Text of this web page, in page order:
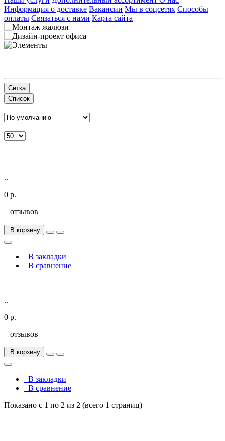
Информация о доставке Вакансии Мы в соцсетях Способы
оплаты Связаться с нами Карта сайта
Сетка
Список
..
0 р.
отзывов
В корзину
В закладки
В сравнение
..
0 р.
отзывов
В корзину
В закладки
В сравнение
Показано с 1 по 2 из 2 (всего 1 страниц)